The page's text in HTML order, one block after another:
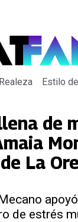
Realeza Estilo
de
La
de estrés